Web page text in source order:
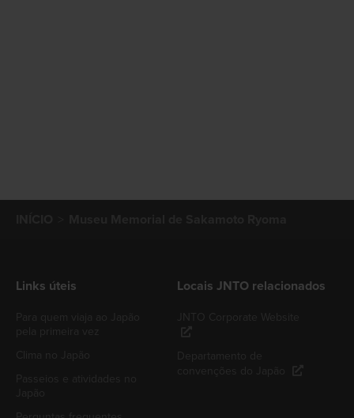
Links úteis Locais JNTO relacionados